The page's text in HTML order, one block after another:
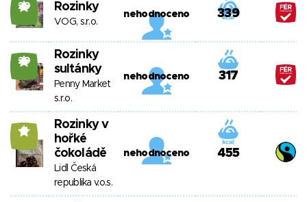
20 Rozinky
VOG, s.r.o.
nehodnoceno 339
20
Rozinky
sultánky
Penny Market
s.r.o.
nehodnoceno 317
11
Rozinky v
hořké
čokoládě
Lidl Česká
republika v.o.s.
nehodnoceno 455